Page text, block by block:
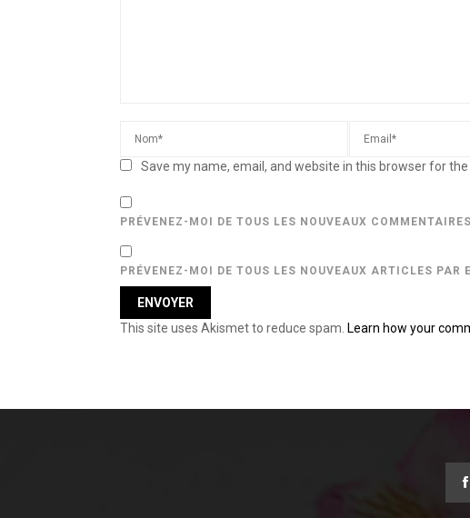
Save my name, email, and website in this browser for
PRÉVENEZ-MOI DE TOUS LES NOUVEAUX
PRÉVENEZ-MOI DE TOUS LES NOUVEAUX ARTICLES PAR
This site uses Akismet to reduce spam. Learn how your